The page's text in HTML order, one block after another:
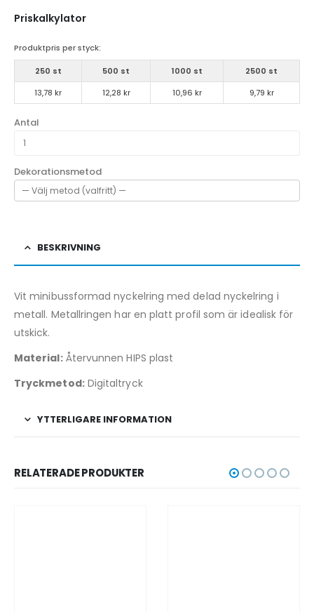
Priskalkylator
Produktpris per styck:
250 st 500 st 1000 st
2500 st
13,78 kr
12,28 kr 10,96 kr 9,79 kr
Antal
Dekorationsmetod
BESKRIVNING
Vit minibussformad nyckelring med delad nyckelring i
metall. Metallringen har en platt profil som är idealisk för
utskick.
Material:Återvunnen HIPS plast
Tryckmetod:Digitaltryck
YTTERLIGARE INFORMATION
RELATERADE PRODUKTER